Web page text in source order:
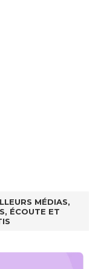
MÉDIAS,
ÉCOUTE ET